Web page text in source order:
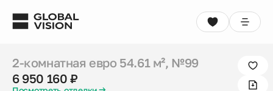
Выбрать квартиру Консультация
2-комнатная евро
6 950 160 ₽
2-комнатная евро 54.61 м², №99
6 950 160 ₽